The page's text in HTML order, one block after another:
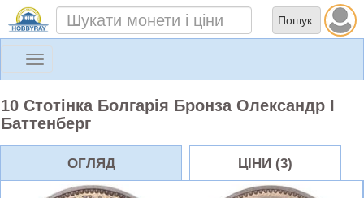
Toggle
10 Стотінка Болгарія Бронза Олександр І
Баттенберг
ОГЛЯД ЦІНИ (3)